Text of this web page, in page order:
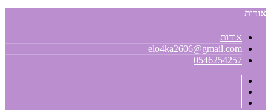
אודות
אודות
elo4ka2606@gmail.com
0546254257